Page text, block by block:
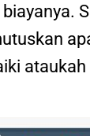
ataukah